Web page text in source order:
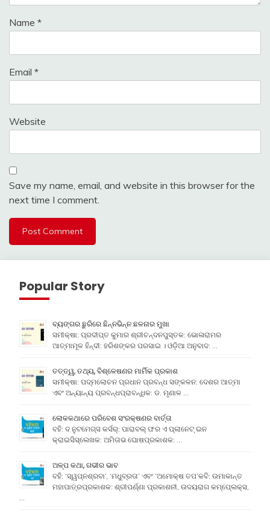
Name *
Email *
Website
Save my name, email, and website in this browser for the
next time I comment.
Popular Story
ବ୍ୟଙ୍ଗର ଛୁରିରେ ଛିନ୍ନଭିନ୍ନ ଛଳନାର ମୁଖା
ସମୀକ୍ଷା: ପ୍ରଦୀପ୍ତ କୁମାର ଶ୍ରୀଚନ୍ଦନପୁସ୍ତକ: ଭୋଳାରାମର
ଆତ୍ମାମୂଳ ହିନ୍ଦୀ: ହରିଶଙ୍କର ପରସାଇ । ଓଡ଼ିଆ ଅନୁବାଦ: …
ତତ୍ତ୍ୱ, ତଥ୍ୟ, ବିଶ୍ଳେଷଣର ମାର୍ମିକ ପ୍ରକାଶ
ସମୀକ୍ଷା: ପଦ୍ମଲୋଚନ ପ୍ରଧାନ ପ୍ରବନ୍ଧ ସଙ୍କଳନ: ଦେଶର ଆତ୍ମା
ଏବଂ ଅନ୍ୟାନ୍ୟ ପ୍ରବନ୍ଧପ୍ରାବନ୍ଧିକ: ଡ. ମୃଣାଳ …
ଲୋକକଥାରେ ପରିବେଶ ସଂରକ୍ଷଣର ବାର୍ତ୍ତା
ବହି: ଦ ନୁଟମେଗ୍ସ କର୍ସର୍: ପାରାବଲ୍ ଫର ଏ ପ୍ଲାନେଟ୍ ଇନ
କ୍ରାଇସିସ୍ଲେଖକ: ଅମିତାଭ ଘୋଷପ୍ରକାଶକ: …
ଅଳ୍ପ କଥା, ଗଭୀର ଭାବ
ବହି: ‘ସ୍ୱପ୍ନଶ୍ରବା’, ‘ମଧୁବ୍ରତା’ ଏବଂ ‘ଅମୋକ୍ଷ ତପ’କବି: ଉମାକାନ୍ତ
ମହାପାତ୍ରପ୍ରକାଶକ: ଶ୍ରୀପର୍ଣ୍ଣା ପ୍ରକାଶନୀ, ଉଦୟରାଗ କମ୍ପେ୍ଲକ୍ସ,
…